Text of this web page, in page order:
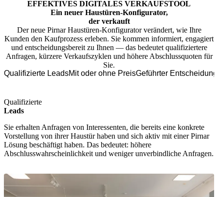
EFFEKTIVES DIGITALES VERKAUFSTOOL
Ein neuer Haustüren-Konfigurator,
der verkauft
Der neue Pirnar Haustüren-Konfigurator verändert, wie Ihre
Kunden den Kaufprozess erleben. Sie kommen informiert, engagiert
und entscheidungsbereit zu Ihnen — das bedeutet qualifiziertere
Anfragen, kürzere Verkaufszyklen und höhere Abschlussquoten für
Sie.
Qualifizierte LeadsMit oder ohne PreisGeführter
Qualifizierte
Leads
Sie erhalten Anfragen von Interessenten, die bereits eine konkrete
Vorstellung von ihrer Haustür haben und sich aktiv mit einer Pirnar
Lösung beschäftigt haben. Das bedeutet: höhere
Abschlusswahrscheinlichkeit und weniger unverbindliche Anfragen.